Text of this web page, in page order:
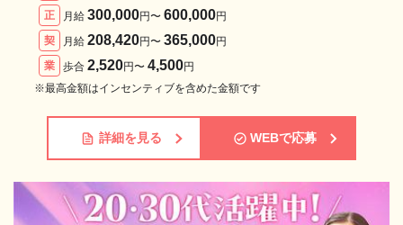
正
月給 300,000円〜 600,000円
契
月給 208,420円〜 365,000円
業
歩合 2,520円〜 4,500円
※最高金額はインセンティブを含めた金額です
詳細を見る WEBで応募